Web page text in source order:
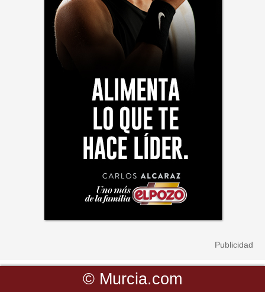
© Murcia.com